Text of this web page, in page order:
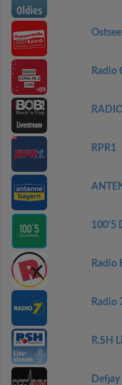
Radio
RPR1
100'5
Radio
Radio
R.SH